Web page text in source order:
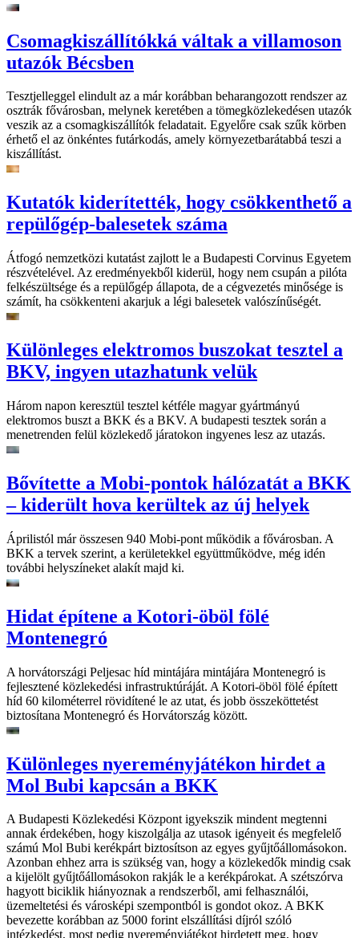
Csomagkiszállítókká váltak a villamoson
utazók Bécsben
Tesztjelleggel elindult az a már korábban beharangozott rendszer az
osztrák fővárosban, melynek keretében a tömegközlekedésen utazók
veszik az a csomagkiszállítók feladatait. Egyelőre csak szűk körben
érhető el az önkéntes futárkodás, amely környezetbarátabbá teszi a
kiszállítást.
Kutatók kiderítették, hogy csökkenthető a
repülőgép-balesetek száma
Átfogó nemzetközi kutatást zajlott le a Budapesti Corvinus Egyetem
részvételével. Az eredményekből kiderül, hogy nem csupán a pilóta
felkészültsége és a repülőgép állapota, de a cégvezetés minősége is
számít, ha csökkenteni akarjuk a légi balesetek valószínűségét.
Különleges elektromos buszokat tesztel a
BKV, ingyen utazhatunk velük
Három napon keresztül tesztel kétféle magyar gyártmányú
elektromos buszt a BKK és a BKV. A budapesti tesztek során a
menetrenden felül közlekedő járatokon ingyenes lesz az utazás.
Bővítette a Mobi-pontok hálózatát a BKK
– kiderült hova kerültek az új helyek
Áprilistól már összesen 940 Mobi-pont működik a fővárosban. A
BKK a tervek szerint, a kerületekkel együttműködve, még idén
további helyszíneket alakít majd ki.
Hidat építene a Kotori-öböl fölé
Montenegró
A horvátországi Peljesac híd mintájára mintájára Montenegró is
fejlesztené közlekedési infrastruktúráját. A Kotori-öböl fölé épített
híd 60 kilométerrel rövidítené le az utat, és jobb összeköttetést
biztosítana Montenegró és Horvátország között.
Különleges nyereményjátékon hirdet a
Mol Bubi kapcsán a BKK
A Budapesti Közlekedési Központ igyekszik mindent megtenni
annak érdekében, hogy kiszolgálja az utasok igényeit és megfelelő
számú Mol Bubi kerékpárt biztosítson az egyes gyűjtőállomásokon.
Azonban ehhez arra is szükség van, hogy a közlekedők mindig csak
a kijelölt gyűjtőállomásokon rakják le a kerékpárokat. A szétszórva
hagyott biciklik hiányoznak a rendszerből, ami felhasználói,
üzemeltetési és városképi szempontból is gondot okoz. A BKK
bevezette korábban az 5000 forint elszállítási díjról szóló
intézkedést, most pedig nyereményjátékot hirdetett meg, hogy